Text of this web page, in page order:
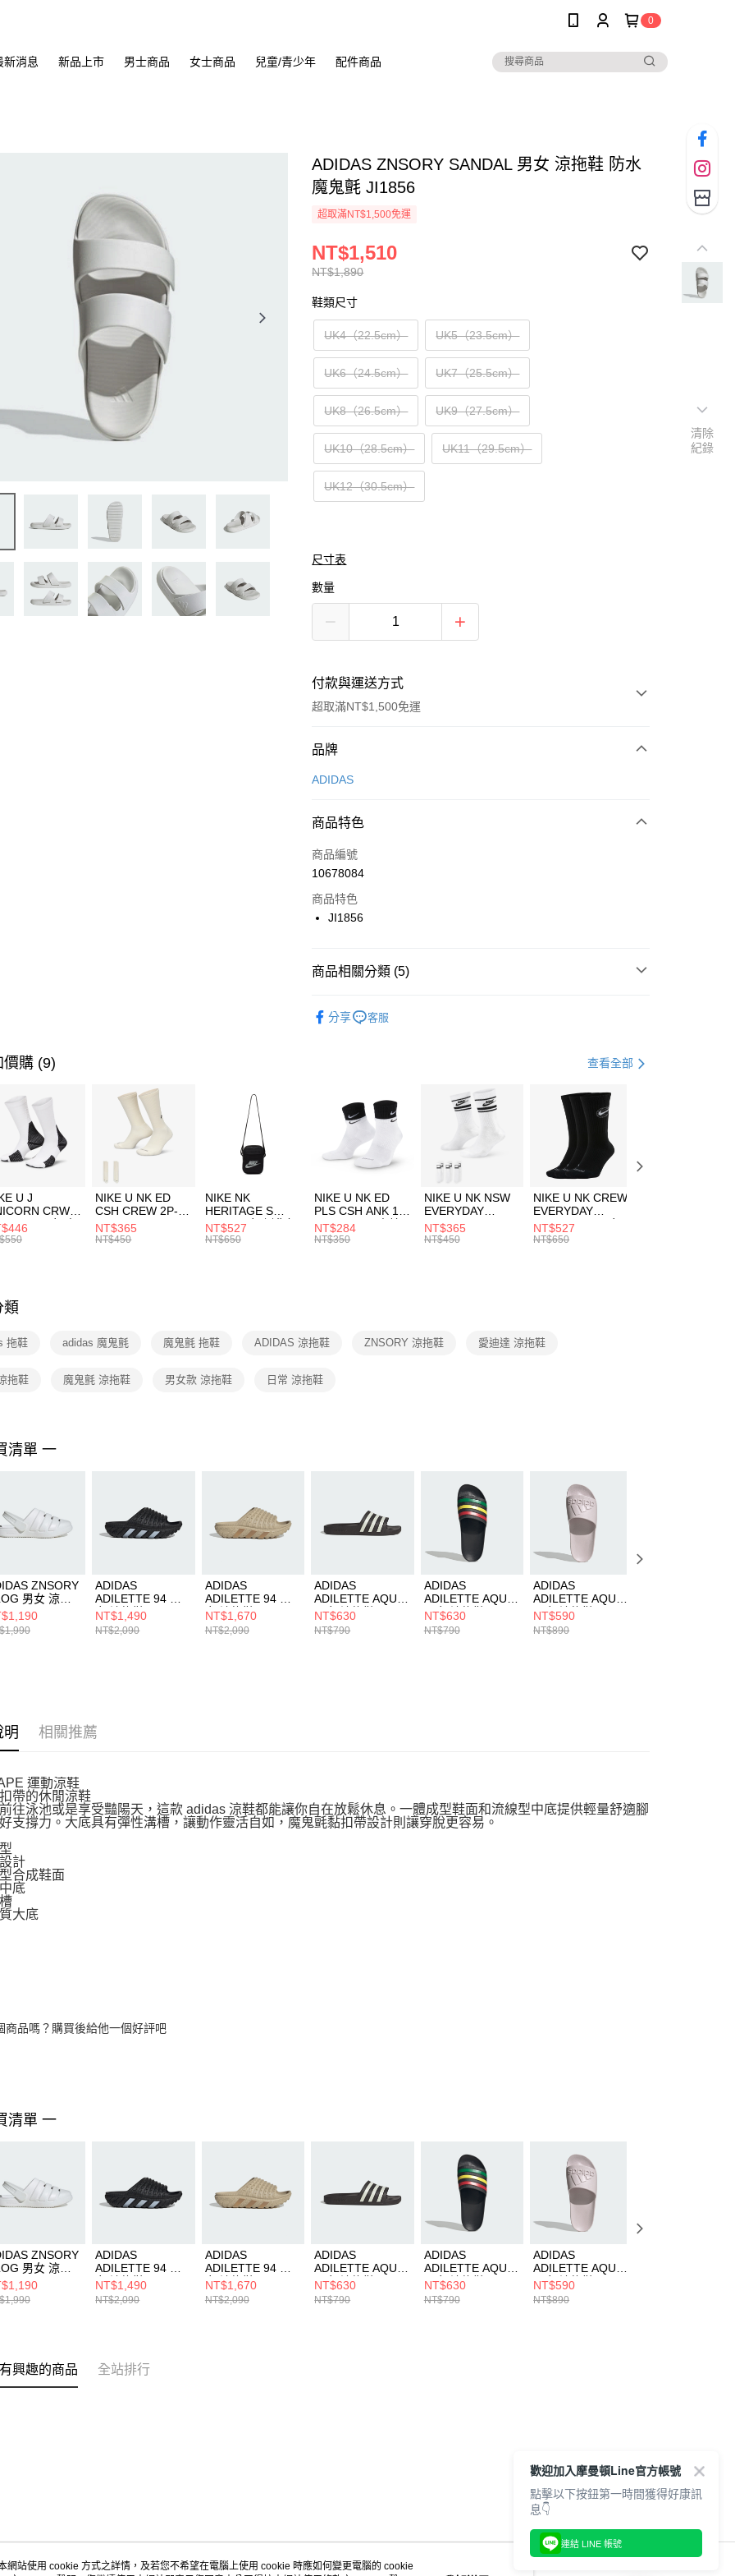
0
新消息 新品上市 男士商品 女士商品 兒童/青少年 配件商品
ADIDAS ZNSORY SANDAL 男女 涼拖鞋 防水
魔鬼氈 JI1856
超取滿NT$1,500免運
NT$1,890
NT$1,510
鞋類尺寸
UK4（22.5cm） UK5（23.5cm）
UK6（24.5cm） UK7（25.5cm）
UK8（26.5cm） UK9（27.5cm）
UK10（28.5cm） UK11（29.5cm）
UK12（30.5cm）
尺寸表
數量
付款與運送方式
超取滿NT$1,500免運
付款方式
信用卡一次付款
合作金庫商業銀行
華南商業銀行
上海商業儲蓄銀行
國泰世華商業銀行
聯邦商業銀行
台新國際商業銀行
LINE Pay
Apple Pay
【關於「AFTEE先享後付」】
３．安心：先確認商品／服務後，再付款。
【「AFTEE先享後付」結帳流程】
１．於結帳方式選擇「AFTEE先享後付」後，將跳轉至「AFTEE先享後
付」結帳頁面，進行簡訊認證並確認金額後，即可完成結帳。
２．訂單成立數日內，您將收到繳費通知簡訊。
３．收到繳費通知簡訊後14天內，點擊此簡訊中的連結，可透過四大超商
／ATM／網路銀行／等多元方式進行付款，方視為交易完成。
※ 請注意：結帳手續完成當下不需立刻繳費，但若您需要取消訂單，請聯
絡購買商品的店家。未經商家同意取消之訂單仍視為有效，需透過AFTEE
先享後付繳納相關費用。
１．透過由恩沛科技股份有限公司提供之「AFTEE先享後付」服務完成之
交易，需依本服務之必要範圍內提供個人資料，並將交易相關給付款項請
２．關於個人資料處理事宜，請瀏覽以下網址：
５．嚴禁一人註冊多個帳號或使用他人資訊註冊。若發現惡意使用之情
形，恩沛科技股份有限公司將有權停止該用戶之使用額度並採取法律行
動。
每筆NT$100，滿NT$1,500(含以上)免運費
每筆NT$100，滿NT$1,500(含以上)免運費
付款後門市自取
每筆NT$100，滿NT$1,500(含以上)免運費
品牌
ADIDAS
商品特色
商品編號
10678084
商品特色
JI1856
商品相關分類 (5)
促銷活動 兒童/青少年｜鞋服6折起
分享 客服
價購 (9) 查看全部
U J
CRW
-160 男女 中
FZ3393100
NIKE U NK ED
CSH CREW 2P-
144 EMBRDY 男
女 短統襪
NT$365
NT$450
NIKE NK
HERITAGE S
SMIT 男女 側背包
BA5871010
NT$527
NT$650
NIKE U NK ED
PLS CSH ANK 1P
144 DBL 男 中統
襪 DH4058104
NT$284
NT$350
NIKE U NK NSW
EVERYDAY
ESSENTIAL CR
男女 短統襪
NT$365
NT$450
NIKE U NK CREW
EVERYDAY
BBALL 3PR 男女
長統襪
NT$527
NT$650
類
拖鞋 adidas 魔鬼氈 魔鬼氈 拖鞋 ADIDAS 涼拖鞋 ZNSORY 涼拖鞋 愛迪達 涼拖鞋
拖鞋 魔鬼氈 涼拖鞋 男女款 涼拖鞋 日常 涼拖鞋
清單 一
ZNSORY
男女 涼拖
ADIDAS
ADILETTE 94 男
女 涼拖鞋 IH6890
NT$1,490
NT$2,090
ADIDAS
ADILETTE 94 男
女 涼拖鞋 IH6894
NT$1,670
NT$2,090
ADIDAS
ADILETTE AQUA
男女 涼拖鞋
IH9009
NT$630
NT$790
ADIDAS
ADILETTE AQUA
男女 涼拖鞋
HQ2449
NT$630
NT$790
ADIDAS
ADILETTE AQUA
男女 涼拖鞋
JQ4719
NT$590
NT$890
明 相關推薦
運動涼鞋
帶的休閒涼鞋
往泳池或是享受豔陽天，這款 adidas 涼鞋都能讓你自在放鬆休息。一體成型鞋面和流線型中底提供輕量舒適腳
支撐力。大底具有彈性溝槽，讓動作靈活自如，魔鬼氈黏扣帶設計則讓穿脫更容易。
計
合成鞋面
底
大底
商品嗎？購買後給他一個好評吧
清單 一
ZNSORY
男女 涼拖
ADIDAS
ADILETTE 94 男
女 涼拖鞋 IH6890
NT$1,490
NT$2,090
ADIDAS
ADILETTE 94 男
女 涼拖鞋 IH6894
NT$1,670
NT$2,090
ADIDAS
ADILETTE AQUA
男女 涼拖鞋
IH9009
NT$630
NT$790
ADIDAS
ADILETTE AQUA
男女 涼拖鞋
HQ2449
NT$630
NT$790
ADIDAS
ADILETTE AQUA
男女 涼拖鞋
JQ4719
NT$590
NT$890
興趣的商品 全站排行
清除
紀錄
網站使用 cookie 方式之詳情，及若您不希望在電腦上使用 cookie 時應如何變更電腦的 cookie
歡迎加入摩曼頓Line官方帳號
點擊以下按鈕第一時間獲得好康訊
息👇
連結 LINE 帳號